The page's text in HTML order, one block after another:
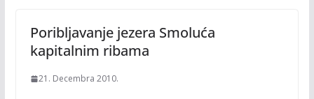
Poribljavanje jezera Smoluća
kapitalnim ribama
21. Decembra 2010.